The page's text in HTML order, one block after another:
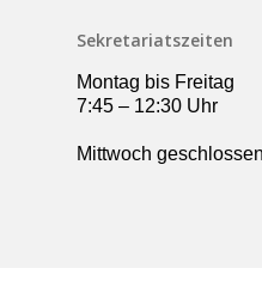
Sekretariatszeiten
Montag bis Freitag
7:45 – 12:30 Uhr
Mittwoch geschlossen